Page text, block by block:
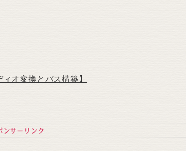
オ変換とバス構築】
ンサーリンク